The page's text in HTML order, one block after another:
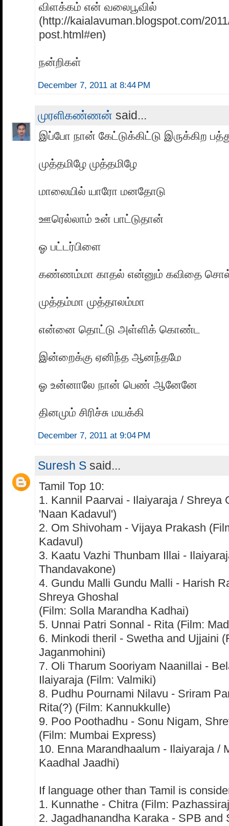
விளக்கம் என் வலைபூவில்
(http://kaialavuman.blogspot.com/
post.html#en)
நன்றிகள்
December 7, 2011 at 8:44 PM
முரளிகண்ணன் said...
இப்போ நான் கேட்டுக்கிட்டு இருக்கிற
முத்தமிழே முத்தமிழே
மாலையில் யாரோ மனதோடு
ஊரெல்லாம் உன் பாட்டுதான்
ஓ பட்டர்பிளை
கண்ணம்மா காதல் என்னும் கவிதை
முத்தம்மா முத்தாலம்மா
என்னை தொட்டு அள்ளிக் கொண்ட
இன்றைக்கு ஏனிந்த ஆனந்தமே
ஓ உன்னாலே நான் பெண் ஆனேனே
தினமும் சிரிச்சு மயக்கி
December 7, 2011 at 9:04 PM
Suresh S said...
Tamil Top 10:
1. Kannil Paarvai - Ilaiyaraja / Shreya
'Naan Kadavul')
2. Om Shivoham - Vijaya Prakash
Kadavul)
3. Kaatu Vazhi Thunbam Illai -
Thandavakone)
4. Gundu Malli Gundu Malli - Harish
Shreya Ghoshal
(Film: Solla Marandha Kadhai)
5. Unnai Patri Sonnal - Rita (Film:
6. Minkodi theril - Swetha and Ujjaini
Jaganmohini)
7. Oli Tharum Sooriyam Naanillai -
Ilaiyaraja (Film: Valmiki)
8. Pudhu Pournami Nilavu - Sriram
Rita(?) (Film: Kannukkulle)
9. Poo Poothadhu - Sonu Nigam,
(Film: Mumbai Express)
10. Enna Marandhaalum - Ilaiyaraja /
Kaadhal Jaadhi)
If language other than Tamil is
1. Kunnathe - Chitra (Film:
2. Jagadhanandha Karaka - SPB and